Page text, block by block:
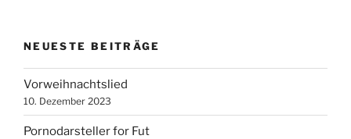
NEUESTE BEITRÄGE
Vorweihnachtslied
10. Dezember 2023
Pornodarsteller for Fut